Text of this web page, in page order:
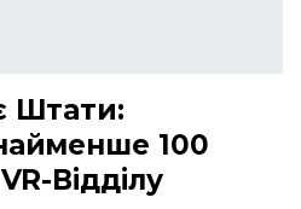
Штати:
100
Відділу